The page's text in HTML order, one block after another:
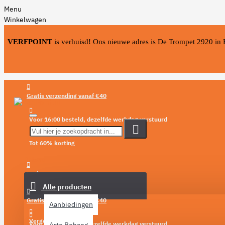
Menu
Winkelwagen
VERFPOINT is verhuisd! Ons nieuwe adres is De Trompet 2920 in
Gratis verzending vanaf €40
Voor 16:00 besteld, dezelfde werkdag verstuurd
Tot 60% korting
Login
Verlanglijst
Vergelijken
Alle producten
Aanbiedingen
Gratis verzending vanaf €40